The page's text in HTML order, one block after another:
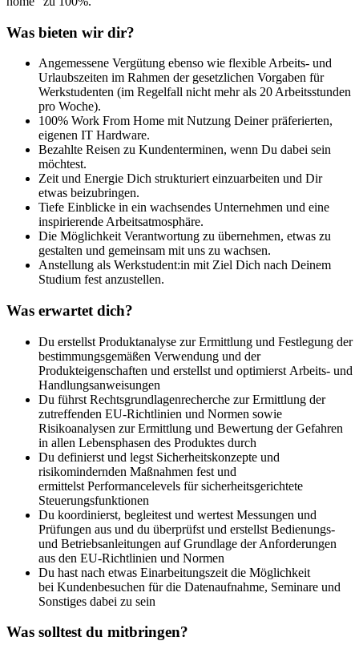
Was bieten wir dir?
Angemessene Vergütung ebenso wie flexible Arbeits- und
Urlaubszeiten im Rahmen der gesetzlichen Vorgaben für
Werkstudenten (im Regelfall nicht mehr als 20 Arbeitsstunden
pro Woche).
100% Work From Home mit Nutzung Deiner präferierten,
eigenen IT Hardware.
Bezahlte Reisen zu Kundenterminen, wenn Du dabei sein
möchtest.
Zeit und Energie Dich strukturiert einzuarbeiten und Dir
etwas beizubringen.
Tiefe Einblicke in ein wachsendes Unternehmen und eine
inspirierende Arbeitsatmosphäre.
Die Möglichkeit Verantwortung zu übernehmen, etwas zu
gestalten und gemeinsam mit uns zu wachsen.
Anstellung als Werkstudent:in mit Ziel Dich nach Deinem
Studium fest anzustellen.
Was erwartet dich?
Du erstellst Produktanalyse zur Ermittlung und Festlegung der
bestimmungsgemäßen Verwendung und der
Produkteigenschaften und erstellst und optimierst Arbeits- und
Handlungsanweisungen
Du führst Rechtsgrundlagenrecherche zur Ermittlung der
zutreffenden EU-Richtlinien und Normen sowie
Risikoanalysen zur Ermittlung und Bewertung der Gefahren
in allen Lebensphasen des Produktes durch
Du definierst und legst Sicherheitskonzepte und
risikomindernden Maßnahmen fest und
ermittelst Performancelevels für sicherheitsgerichtete
Steuerungsfunktionen
Du koordinierst, begleitest und wertest Messungen und
Prüfungen aus und du überprüfst und erstellst Bedienungs-
und Betriebsanleitungen auf Grundlage der Anforderungen
aus den EU-Richtlinien und Normen
Du hast nach etwas Einarbeitungszeit die Möglichkeit
bei Kundenbesuchen für die Datenaufnahme, Seminare und
Sonstiges dabei zu sein
Was solltest du mitbringen?